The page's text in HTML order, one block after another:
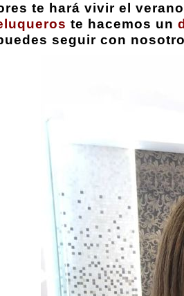
te hará vivir el
te hacemos un
seguir con